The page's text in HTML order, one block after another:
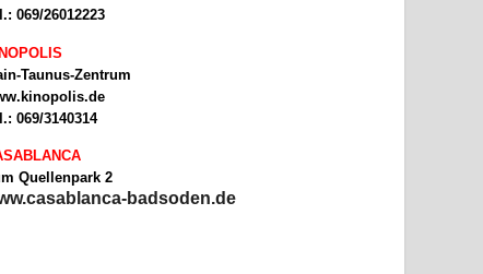
069/26012223
Taunus-Zentrum
069/3140314
Quellenpark 2
badsoden.de